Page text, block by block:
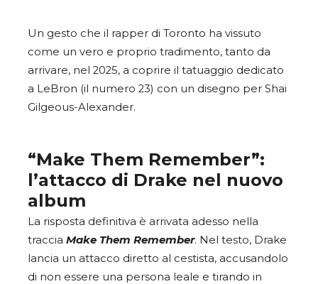
Un gesto che il rapper di Toronto ha vissuto
come un vero e proprio tradimento, tanto da
arrivare, nel 2025, a coprire il tatuaggio dedicato
a LeBron (il numero 23) con un disegno per Shai
Gilgeous-Alexander.
“Make Them Remember”:
l’attacco di Drake nel nuovo
album
La risposta definitiva è arrivata adesso nella
traccia Make Them Remember. Nel testo, Drake
lancia un attacco diretto al cestista, accusandolo
di non essere una persona leale e tirando in